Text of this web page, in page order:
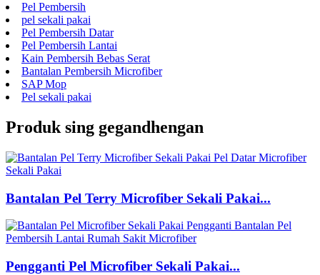
Pel Pembersih
pel sekali pakai
Pel Pembersih Datar
Pel Pembersih Lantai
Kain Pembersih Bebas Serat
Bantalan Pembersih Microfiber
SAP Mop
Pel sekali pakai
Produk sing gegandhengan
Bantalan Pel Terry Microfiber Sekali Pakai...
Pengganti Pel Microfiber Sekali Pakai...